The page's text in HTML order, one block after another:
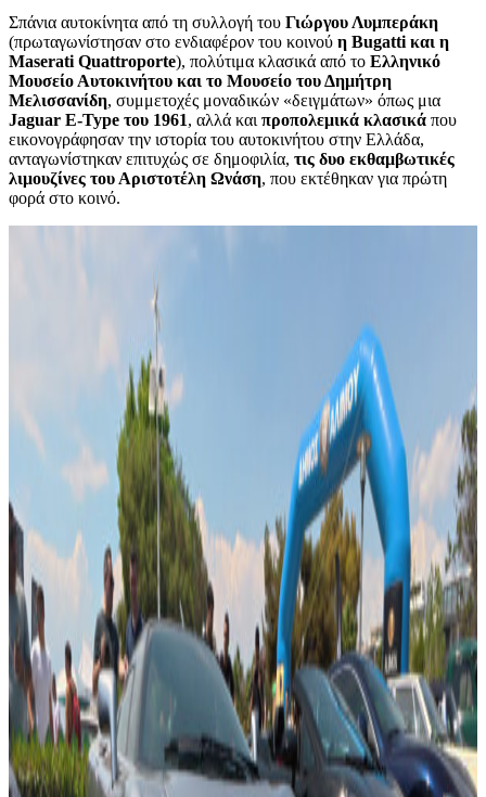
Σπάνια αυτοκίνητα από τη συλλογή του Γιώργου Λυμπεράκη
(πρωταγωνίστησαν στο ενδιαφέρον του κοινού η Bugatti και η
Maserati Quattroporte), πολύτιμα κλασικά από το Ελληνικό
Μουσείο Αυτοκινήτου και το Μουσείο του Δημήτρη
Μελισσανίδη, συμμετοχές μοναδικών «δειγμάτων» όπως μια
Jaguar E-Type του 1961, αλλά και προπολεμικά κλασικά που
εικονογράφησαν την ιστορία του αυτοκινήτου στην Ελλάδα,
ανταγωνίστηκαν επιτυχώς σε δημοφιλία, τις δυο εκθαμβωτικές
λιμουζίνες του Αριστοτέλη Ωνάση, που εκτέθηκαν για πρώτη
φορά στο κοινό.